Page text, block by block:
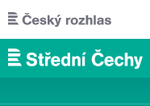
Přejít k hlavnímu obsahu